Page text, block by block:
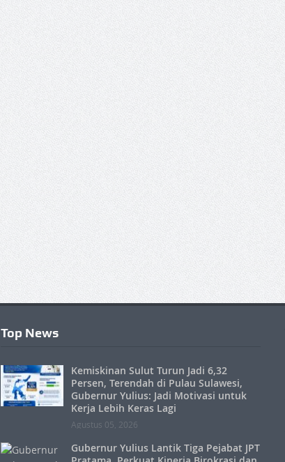
Top News
Kemiskinan Sulut Turun Jadi 6,32
Persen, Terendah di Pulau Sulawesi,
Gubernur Yulius: Jadi Motivasi untuk
Kerja Lebih Keras Lagi
Agustus 05, 2026
Gubernur Yulius Lantik Tiga Pejabat JPT